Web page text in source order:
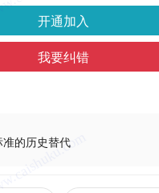
开通加入
我要纠错
的历史替代